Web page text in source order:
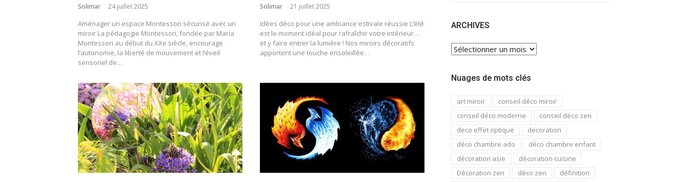
Solimar 24 juillet 2025
Aménager un espace Montessori sécurisé avec un
miroir La pédagogie Montessori, fondée par Maria
Montessori au début du XXe siècle, encourage
l’autonomie, la liberté de mouvement et l’éveil
sensoriel de…
Solimar 21 juillet 2025
Idées déco pour une ambiance estivale réussie L’été
est le moment idéal pour rafraîchir votre intérieur…
et y faire entrer la lumière ! Nos miroirs décoratifs
apportent une touche ensoleillée…
ARCHIVES
ARCHIVES
Nuages de mots clés
art miroir
conseil déco miroir
conseil déco moderne
conseil déco zen
deco effet optique
decoration
déco chambre ado
déco chambre enfant
décoration asie
décoration cuisine
Décoration zen
déco zen
définition